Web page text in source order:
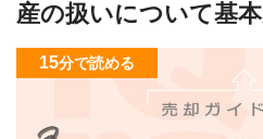
産の扱いについて基
15分で読める